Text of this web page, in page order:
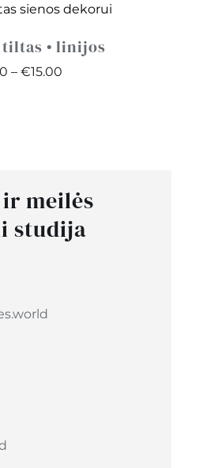
through
tiltas • linijos
– €15.00
meilės
studija